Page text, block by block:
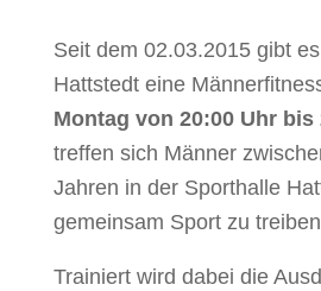
Seit dem 02.03.2015 gibt
Hattstedt eine
Montag von 20:00 Uhr bis
treffen sich Männer
Jahren in der Sporthalle
gemeinsam Sport zu
Trainiert wird dabei die